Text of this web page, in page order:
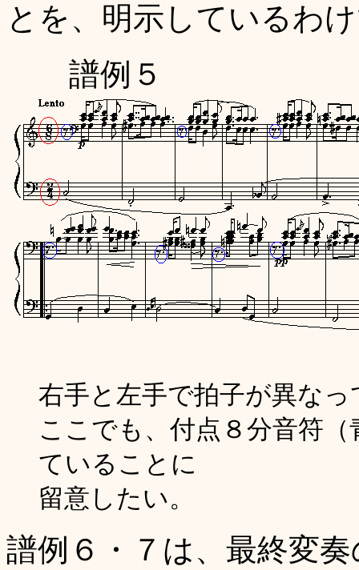
とを、明示しているわ
譜例５
右手と左手で拍子が異な
ここでも、付点８分音符
ていることに
留意したい。
譜例６・７は、最終変